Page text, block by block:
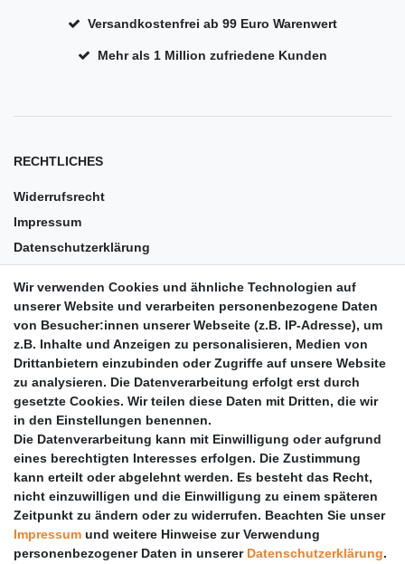
Versandkostenfrei ab 99 Euro Warenwert
Mehr als 1 Million zufriedene Kunden
RECHTLICHES
Widerrufsrecht
Impressum
Datenschutzerklärung
Barrierefreiheit
Anleitungen
Vertrag widerrufen
PARTNER
DHL
GLS
PaketPLUS
SPONSORING
Wir verwenden Cookies und ähnliche Technologien auf
unserer Website und verarbeiten personenbezogene Daten
von Besucher:innen unserer Webseite (z.B. IP-Adresse), um
z.B. Inhalte und Anzeigen zu personalisieren, Medien von
Drittanbietern einzubinden oder Zugriffe auf unsere Website
zu analysieren. Die Datenverarbeitung erfolgt erst durch
gesetzte Cookies. Wir teilen diese Daten mit Dritten, die wir
in den Einstellungen benennen.
Die Datenverarbeitung kann mit Einwilligung oder aufgrund
eines berechtigten Interesses erfolgen. Die Zustimmung
kann erteilt oder abgelehnt werden. Es besteht das Recht,
nicht einzuwilligen und die Einwilligung zu einem späteren
Zeitpunkt zu ändern oder zu widerrufen. Beachten Sie unser
Impressum und weitere Hinweise zur Verwendung
personenbezogener Daten in unserer Daten­schutz­erklärung.